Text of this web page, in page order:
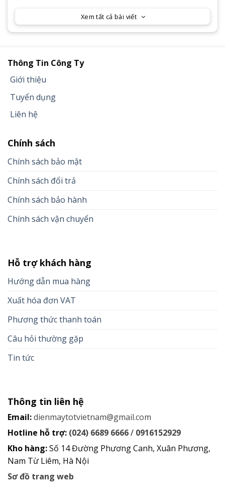
Xem tất cả bài viết
Thông Tin Công Ty
Giới thiệu
Tuyển dụng
Liên hệ
Chính sách
Chính sách bảo mật
Chính sách đổi trả
Chính sách bảo hành
Chính sách vận chuyển
Hỗ trợ khách hàng
Hướng dẫn mua hàng
Xuất hóa đơn VAT
Phương thức thanh toán
Câu hỏi thường gặp
Tin tức
Thông tin liên hệ
Email:dienmaytotvietnam@gmail.com
Hotline hỗ trợ: (024) 6689 6666/ 0916152929
Kho hàng:Số 14 Đường Phương Canh, Xuân Phương,
Nam Từ Liêm, Hà Nội
Sơ đồ trang web